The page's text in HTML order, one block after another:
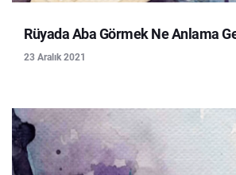
Rüyada Aba Görmek Ne Anlama
23 Aralık 2021